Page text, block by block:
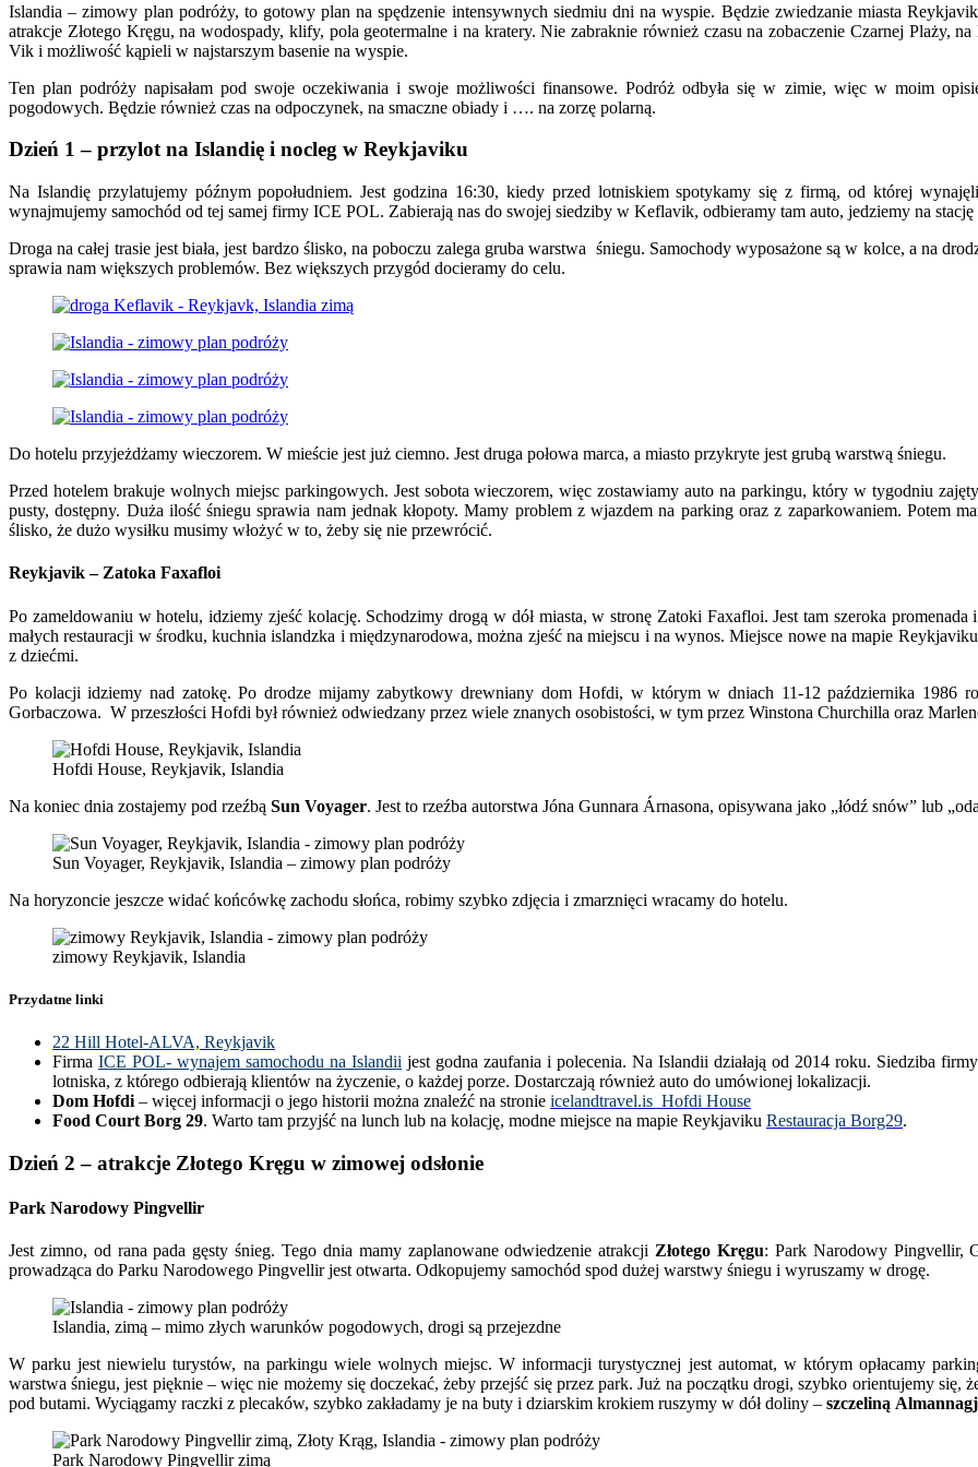
Islandia – zimowy plan podróży, to gotowy plan na spędzenie intensywnych siedmiu dni na wyspie. Będzie zwiedzanie miasta
atrakcje Złotego Kręgu, na wodospady, klify, pola geotermalne i na kratery. Nie zabraknie również czasu na zobaczenie Czarnej Plaży,
Vik i możliwość kąpieli w najstarszym basenie na wyspie.
Ten plan podróży napisałam pod swoje oczekiwania i swoje możliwości finansowe. Podróż odbyła się w zimie, więc w moim
pogodowych. Będzie również czas na odpoczynek, na smaczne obiady i …. na zorzę polarną.
Dzień 1 – przylot na Islandię i nocleg w Reykjaviku
Na Islandię przylatujemy późnym popołudniem. Jest godzina 16:30, kiedy przed lotniskiem spotykamy się z firmą, od której
wynajmujemy samochód od tej samej firmy ICE POL. Zabierają nas do swojej siedziby w Keflavik, odbieramy tam auto, jedziemy na
Droga na całej trasie jest biała, jest bardzo ślisko, na poboczu zalega gruba warstwa śniegu. Samochody wyposażone są w kolce, a na
sprawia nam większych problemów. Bez większych przygód docieramy do celu.
Do hotelu przyjeżdżamy wieczorem. W mieście jest już ciemno. Jest druga połowa marca, a miasto przykryte jest grubą warstwą śniegu.
Przed hotelem brakuje wolnych miejsc parkingowych. Jest sobota wieczorem, więc zostawiamy auto na parkingu, który w tygodniu
pusty, dostępny. Duża ilość śniegu sprawia nam jednak kłopoty. Mamy problem z wjazdem na parking oraz z zaparkowaniem. Potem
ślisko, że dużo wysiłku musimy włożyć w to, żeby się nie przewrócić.
Reykjavik – Zatoka Faxafloi
Po zameldowaniu w hotelu, idziemy zjeść kolację. Schodzimy drogą w dół miasta, w stronę Zatoki Faxafloi. Jest tam szeroka
małych restauracji w środku, kuchnia islandzka i międzynarodowa, można zjeść na miejscu i na wynos. Miejsce nowe na mapie
z dziećmi.
Po kolacji idziemy nad zatokę. Po drodze mijamy zabytkowy drewniany dom Hofdi, w którym w dniach 11-12 października 1986
Gorbaczowa. W przeszłości Hofdi był również odwiedzany przez wiele znanych osobistości, w tym przez Winstona Churchilla oraz
Hofdi House, Reykjavik, Islandia
Na koniec dnia zostajemy pod rzeźbą Sun Voyager. Jest to rzeźba autorstwa Jóna Gunnara Árnasona, opisywana jako „łódź snów” lub
Sun Voyager, Reykjavik, Islandia – zimowy plan podróży
Na horyzoncie jeszcze widać końcówkę zachodu słońca, robimy szybko zdjęcia i zmarznięci wracamy do hotelu.
zimowy Reykjavik, Islandia
Przydatne linki
22 Hill Hotel-ALVA, Reykjavik
Firma ICE POL- wynajem samochodu na Islandii jest godna zaufania i polecenia. Na Islandii działają od 2014 roku. Siedziba
lotniska, z którego odbierają klientów na życzenie, o każdej porze. Dostarczają również auto do umówionej lokalizacji.
Dom Hofdi – więcej informacji o jego historii można znaleźć na stronie icelandtravel.is_Hofdi House
Food Court Borg 29. Warto tam przyjść na lunch lub na kolację, modne miejsce na mapie Reykjaviku Restauracja Borg29.
Dzień 2 – atrakcje Złotego Kręgu w zimowej odsłonie
Park Narodowy Pingvellir
Jest zimno, od rana pada gęsty śnieg. Tego dnia mamy zaplanowane odwiedzenie atrakcji Złotego Kręgu: Park Narodowy Pingvellir,
prowadząca do Parku Narodowego Pingvellir jest otwarta. Odkopujemy samochód spod dużej warstwy śniegu i wyruszamy w drogę.
Islandia, zimą – mimo złych warunków pogodowych, drogi są przejezdne
W parku jest niewielu turystów, na parkingu wiele wolnych miejsc. W informacji turystycznej jest automat, w którym opłacamy
warstwa śniegu, jest pięknie – więc nie możemy się doczekać, żeby przejść się przez park. Już na początku drogi, szybko orientujemy się,
pod butami. Wyciągamy raczki z plecaków, szybko zakładamy je na buty i dziarskim krokiem ruszymy w dół doliny – szczeliną
Park Narodowy Pingvellir zimą